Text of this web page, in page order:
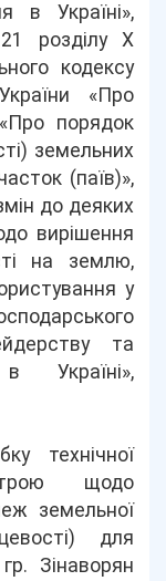
в Україні»,
розділу Х
кодексу
«Про
порядок
земельних
(паїв)»,
до деяких
вирішення
на землю,
у
та
Україні»,
технічної
щодо
земельної
для
Зінаворян